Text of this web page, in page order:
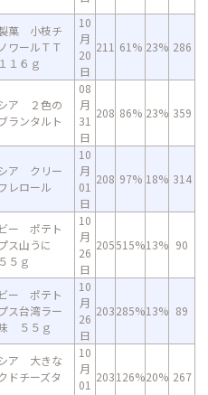
菓 小枝チ
ワールＴＴ
１６ｇ
10
月
20
日
211 61% 23% 286
ア ２色の
ランタルト
08
月
31
日
208 86% 23% 359
ア クリー
レロール
10
月
01
日
208 97% 18% 314
ー ポテト
ス山うに
５ｇ
10
月
26
日
205515%13% 90
ー ポテト
ス台湾ラー
５５ｇ
10
月
26
日
203285%13% 89
ア 大きな
ドチーズタ
10
月
01
203126%20% 267